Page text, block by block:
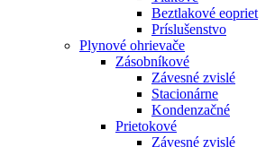
Beztlakové eopriet
Príslušenstvo
Plynové ohrievače
Zásobníkové
Závesné zvislé
Stacionárne
Kondenzačné
Prietokové
Závesné zvislé